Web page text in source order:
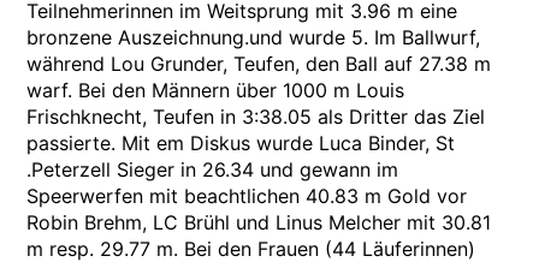
Teilnehmerinnen im Weitsprung mit 3.96 m eine
bronzene Auszeichnung.und wurde 5. Im Ballwurf,
während Lou Grunder, Teufen, den Ball auf 27.38 m
warf. Bei den Männern über 1000 m Louis
Frischknecht, Teufen in 3:38.05 als Dritter das Ziel
passierte. Mit em Diskus wurde Luca Binder, St
.Peterzell Sieger in 26.34 und gewann im
Speerwerfen mit beachtlichen 40.83 m Gold vor
Robin Brehm, LC Brühl und Linus Melcher mit 30.81
m resp. 29.77 m. Bei den Frauen (44 Läuferinnen)